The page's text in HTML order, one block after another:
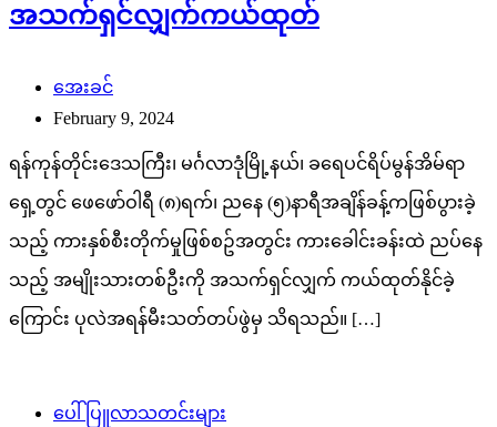
အသက်ရှင်လျှက်ကယ်ထုတ်
အေးခင်
February 9, 2024
ရန်ကုန်တိုင်းဒေသကြီး၊ မင်္ဂလာဒုံမြို့နယ်၊ ခရေပင်ရိပ်မွန်အိမ်ရာ
ရှေ့တွင် ဖေဖော်ဝါရီ (၈)ရက်၊ ညနေ (၅)နာရီအချိန်ခန့်ကဖြစ်ပွားခဲ့
သည့် ကားနှစ်စီးတိုက်မှုဖြစ်စဥ်အတွင်း ကားခေါင်းခန်းထဲ ညပ်နေ
သည့် အမျိုးသားတစ်ဦးကို အသက်ရှင်လျှက် ကယ်ထုတ်နိုင်ခဲ့
ကြောင်း ပုလဲအရန်မီးသတ်တပ်ဖွဲမှ သိရသည်။ […]
ပေါ်ပြူလာသတင်းများ